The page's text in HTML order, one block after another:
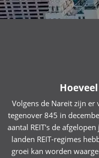
Volgens de Nareit zijn er
tegenover 845 in
aantal REIT's de
landen REIT-regimes
groei kan worden